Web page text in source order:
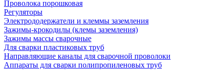
Проволока порошковая
Регуляторы
Электрододержатели и клеммы заземления
Зажимы-крокодилы (клемы заземления)
Зажимы массы сварочные
Для сварки пластиковых труб
Направляющие каналы для сварочной проволоки
Аппараты для сварки полипропиленовых труб